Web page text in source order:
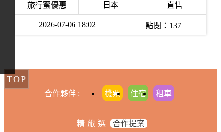
旅行蜜優惠 日本 直售
2026-07-06 18:02 點閱： 137
合作夥伴 : 機票 住宿 租車
TOP
精旅選 合作提案